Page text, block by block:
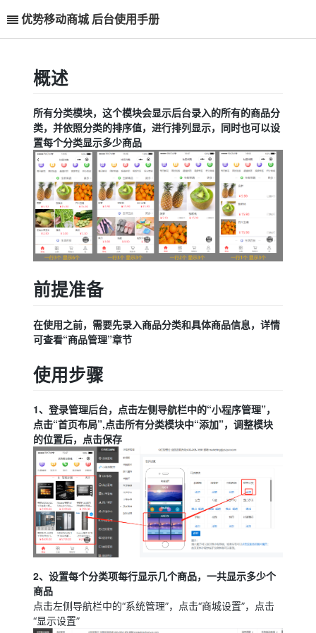
优势移动商城 后台使用手册
概述
所有分类模块，这个模块会显示后台录入的所有的商品分
类，并依照分类的排序值，进行排列显示，同时也可以设
置每个分类显示多少商品
前提准备
在使用之前，需要先录入商品分类和具体商品信息，详情
可查看“商品管理”章节
使用步骤
1、登录管理后台，点击左侧导航栏中的“小程序管理”，
点击“首页布局”,点击所有分类模块中“添加”，调整模块
的位置后，点击保存
2、设置每个分类项每行显示几个商品，一共显示多少个
商品
点击左侧导航栏中的“系统管理”，点击“商城设置”，点击
“显示设置”